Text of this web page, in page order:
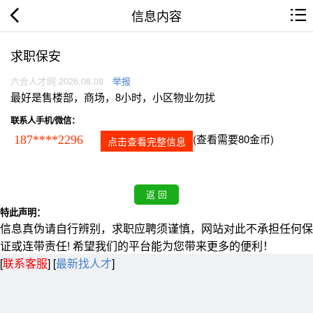
信息内容
求职保安
六合人才网 2026.08.08 举报
最好是售楼部，商场，8小时，小区物业勿扰
联系人手机/微信：
187****2296 点击查看完整信息 (查看需要80金币)
特此声明：
信息真伪请自行辨别，求职应聘须谨慎，网站对此不承担任何保
证或连带责任! 希望我们的平台能为您带来更多的便利！
[联系客服] [最新找人才]